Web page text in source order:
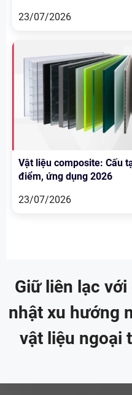
23/07/2026
Vật liệu composite: Cấu
điểm, ứng dụng 2026
23/07/2026
Giữ liên lạc
nhật xu hướng
vật liệu ngoại